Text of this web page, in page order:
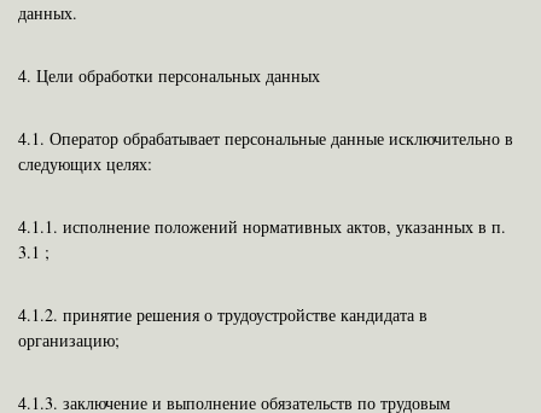
данных.
4. Цели обработки персональных данных
4.1. Оператор обрабатывает персональные данные исключительно в
следующих целях:
4.1.1. исполнение положений нормативных актов, указанных в п.
3.1 ;
4.1.2. принятие решения о трудоустройстве кандидата в
организацию;
4.1.3. заключение и выполнение обязательств по трудовым